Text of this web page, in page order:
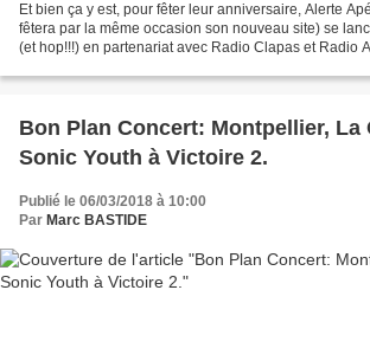
Et bien ça y est, pour fêter leur anniversaire, Alerte
fêtera par la même occasion son nouveau site) se
(et hop!!!) en partenariat avec Radio Clapas et Radio
Bon Plan Concert: Montpellier, La
Sonic Youth à Victoire 2.
Publié le 06/03/2018 à 10:00
Par Marc BASTIDE